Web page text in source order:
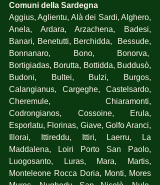
Comuni della Sardegna
Aggius, Aglientu, Alà dei Sardi, Alghero,
Anela, Ardara, Arzachena, Badesi,
Banari, Benetutti, Berchidda,  Bessude,
Bonnanaro, Bono, Bonorva,
Bortigiadas, Borutta, Bottidda, Buddusò,
Budoni, Bultei, Bulzi, Burgos,
Calangianus, Cargeghe, Castelsardo,
Cheremule, Chiaramonti,
Codrongianos, Cossoine, Erula,
Esporlatu, Florinas, Giave, Golfo Aranci,
Illorai, Ittireddu, Ittiri, Laerru, La
Maddalena, Loiri Porto San Paolo,
Luogosanto, Luras, Mara, Martis,
Monteleone Rocca Doria, Monti, Mores